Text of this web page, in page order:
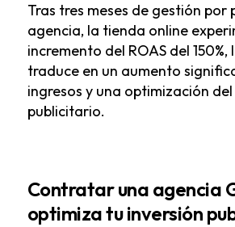
Tras tres meses de gestión por
agencia, la tienda online
incremento del ROAS del 150%,
traduce en un aumento
ingresos y una optimización
publicitario.
Contratar una agencia
optimiza tu inversión